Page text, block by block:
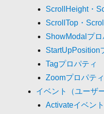
ScrollHeight・
ScrollTop・
ShowModalプロ
StartUpPosition
Tagプロパティ
Zoomプロパティ
イベント（ユーザ
Activateイベント